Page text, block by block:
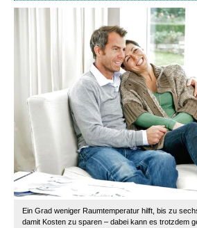
Ein Grad weniger Raumtemperatur hilft, bis zu
damit Kosten zu sparen – dabei kann es trotzdem